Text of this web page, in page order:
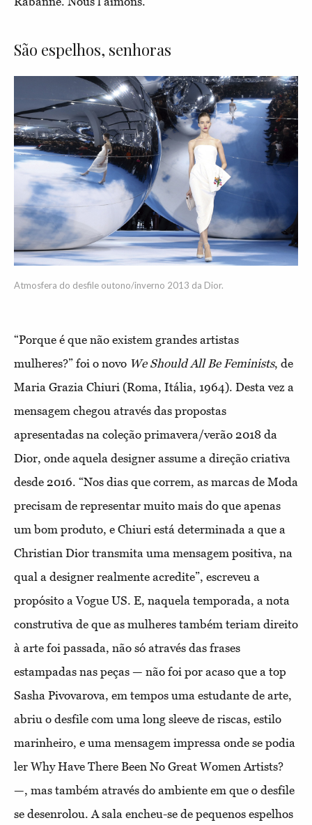
São espelhos, senhoras
Atmosfera do desfile outono/inverno 2013 da Dior.
“Porque é que não existem grandes artistas
mulheres?” foi o novo We Should All Be Feminists, de
Maria Grazia Chiuri (Roma, Itália, 1964). Desta vez a
mensagem chegou através das propostas
apresentadas na coleção primavera/verão 2018 da
Dior, onde aquela designer assume a direção criativa
desde 2016. “Nos dias que correm, as marcas de Moda
precisam de representar muito mais do que apenas
um bom produto, e Chiuri está determinada a que a
Christian Dior transmita uma mensagem positiva, na
qual a designer realmente acredite”, escreveu a
propósito a Vogue US. E, naquela temporada, a nota
construtiva de que as mulheres também teriam direito
à arte foi passada, não só através das frases
estampadas nas peças — não foi por acaso que a top
Sasha Pivovarova, em tempos uma estudante de arte,
abriu o desfile com uma long sleeve de riscas, estilo
marinheiro, e uma mensagem impressa onde se podia
ler Why Have There Been No Great Women Artists?
—, mas também através do ambiente em que o desfile
se desenrolou. A sala encheu-se de pequenos espelhos